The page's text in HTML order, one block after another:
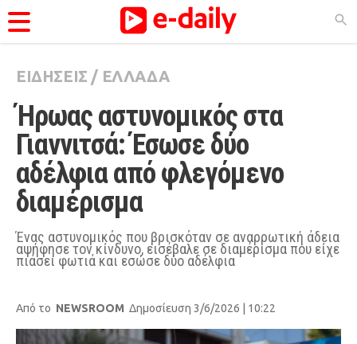
ΚΑΤΗΓΟΡΊΕΣ
Ειδήσεις
Θέματα
Videos
Podcasts
Viral
Life
Pop Culture
ΕΙΔΗΣΕΙΣ / ΕΛΛΑΔΑ
Ήρωας αστυνομικός στα
Γιαννιτσά: Έσωσε δύο
αδέλφια από φλεγόμενο
διαμέρισμα
Ένας αστυνομικός που βρισκόταν σε αναρρωτική άδεια
αψήφησε τον κίνδυνο, εισέβαλε σε διαμέρισμα που είχε
πιάσει φωτιά και εσώσε δύο αδέλφια
Από το NEWSROOM Δημοσίευση 3/6/2026 | 10:22